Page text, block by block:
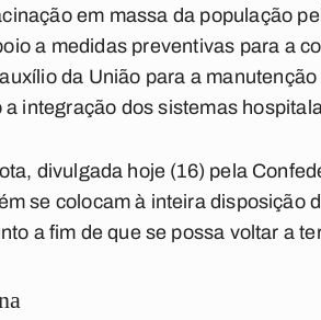
em massa da população
a medidas preventivas para a
da União para a
a integração dos sistemas
divulgada hoje (16) pela
se colocam à inteira disposição
a fim de que se possa voltar a